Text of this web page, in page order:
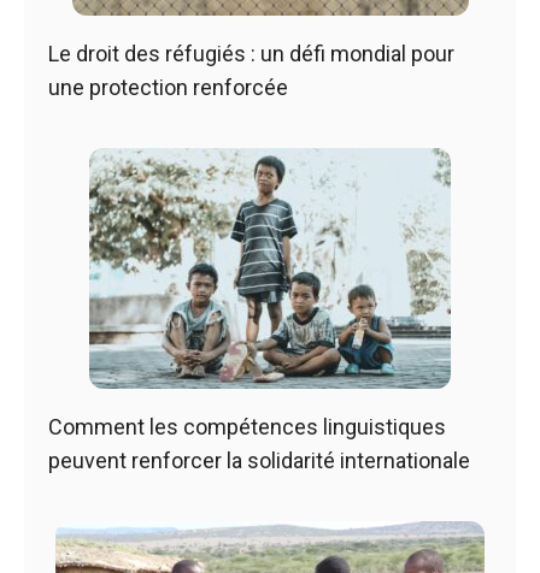
Le droit des réfugiés : un défi mondial pour
une protection renforcée
Comment les compétences linguistiques
peuvent renforcer la solidarité internationale